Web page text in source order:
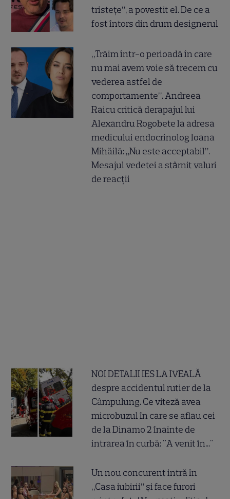
tristețe”, a povestit el. De ce a
fost întors din drum designerul
„Trăim într-o perioadă în care
nu mai avem voie să trecem cu
vederea astfel de
comportamente”. Andreea
Raicu critică derapajul lui
Alexandru Rogobete la adresa
medicului endocrinolog Ioana
Mihăilă: „Nu este acceptabil”.
Mesajul vedetei a stârnit valuri
de reacții
NOI DETALII IES LA IVEALĂ
despre accidentul rutier de la
Câmpulung. Ce viteză avea
microbuzul în care se aflau cei
de la Dinamo 2 înainte de
intrarea în curbă: "A venit în..."
Un nou concurent intră în
„Casa iubirii” și face furori